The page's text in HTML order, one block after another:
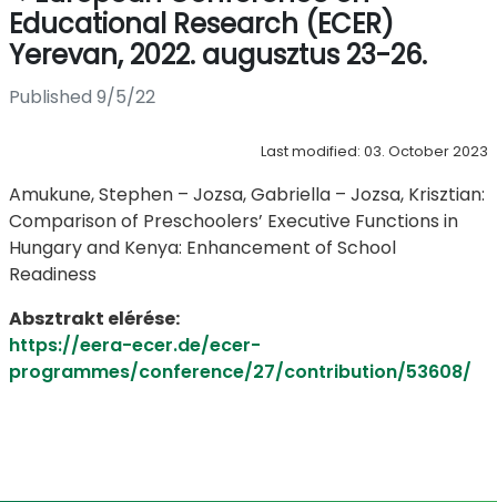
Educational Research (ECER)
Yerevan, 2022. augusztus 23-26.
Published 9/5/22
Last modified: 03. October 2023
Amukune, Stephen – Jozsa, Gabriella – Jozsa, Krisztian:
Comparison of Preschoolers’ Executive Functions in
Hungary and Kenya: Enhancement of School
Readiness
Absztrakt elérése:
https://eera-ecer.de/ecer-
programmes/conference/27/contribution/53608/